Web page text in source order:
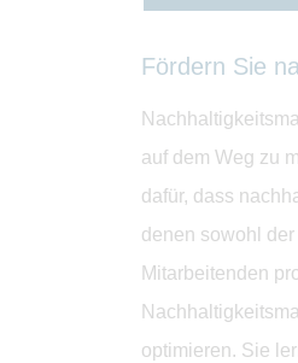
Fördern Sie
auf dem Weg zu
dafür, dass
denen sowohl
Mitarbeitenden
optimieren. Sie